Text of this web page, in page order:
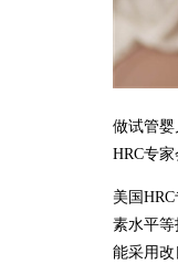
做试管婴
HRC专
美国
素水平
能采用改